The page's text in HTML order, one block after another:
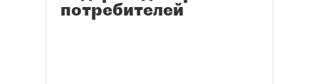
потребителей